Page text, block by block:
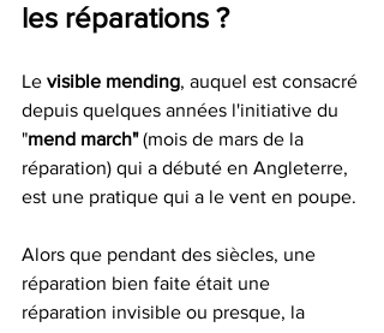
les réparations ?
Le visible mending, auquel est consacré
depuis quelques années l'initiative du
"mend march" (mois de mars de la
réparation) qui a débuté en Angleterre,
est une pratique qui a le vent en poupe.
Alors que pendant des siècles, une
réparation bien faite était une
réparation invisible ou presque, la